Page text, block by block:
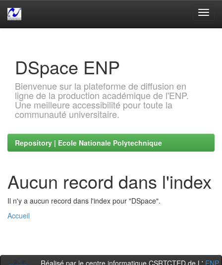
DSpace ENP
Bienvenue sur la plateforme de diffusion en
ligne de la production académique de l'ENP.
Une meilleure accessibilité pour toute la
communauté universitaire.
Repository | Ecole Nationale Polytechnique
Aucun record dans l'index
Il n'y a aucun record dans l'index pour "DSpace".
Accueil
Réalisé par le centre informatique CSRTCTED de L' ENP